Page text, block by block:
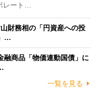
レート…
財務相の「円資産への投
…
融商品「物価連動国債」に
一覧を見る